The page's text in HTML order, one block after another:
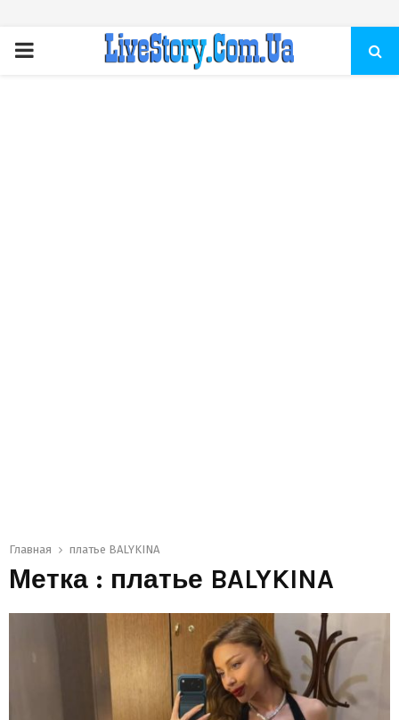
ПЕРВИЧНОЕ
Главная платье BALYKINA
Метка : платье BALYKINA